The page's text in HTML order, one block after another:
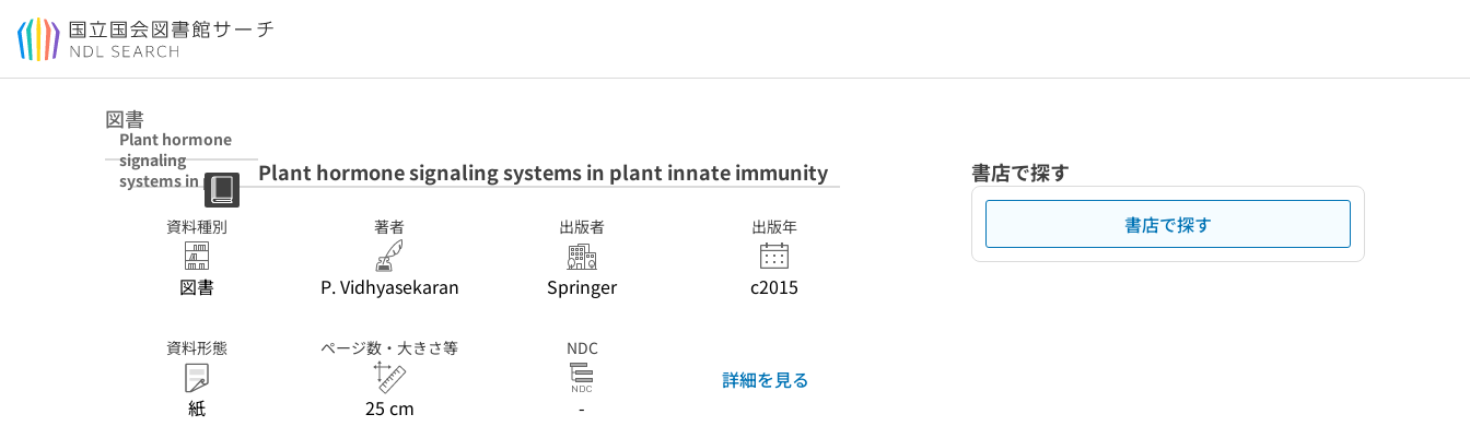
本文へ移動
図書
Plant hormone
signaling
systems in plant
immunity
Plant hormone signaling systems in plant innate immunity
資料種別
図書
著者
P. Vidhyasekaran
出版者
Springer
出版年
c2015
資料形態
紙
ページ数・大きさ等
25 cm
NDC
-
詳細を見る
書店で探す
書店で探す